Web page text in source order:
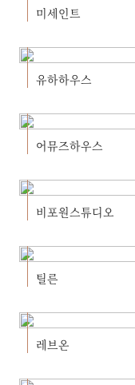
미세인트
유하하우스
어뮤즈하우스
비포원스튜디오
틸른
레브온